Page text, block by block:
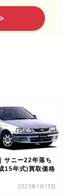
サニー22年落ち
15年式)買取価格
2025年1月13日